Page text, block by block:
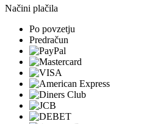
Načini plačila
Po povzetju
Predračun